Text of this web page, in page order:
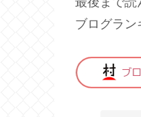
ブログラン